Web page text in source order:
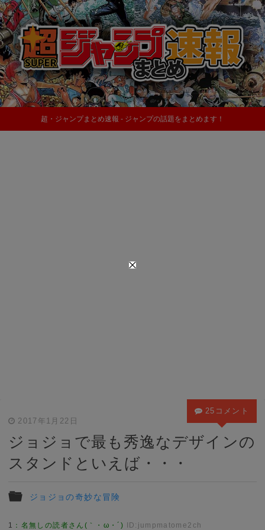
超・ジャンプまとめ速報 - ジャンプの話題をまとめます！
2017年1月22日
ジョジョで最も秀逸なデザインの
スタンドといえば・・・
ジョジョの奇妙な冒険
25コメント
1 ： 名無しの読者さん(｀・ω・´) ID:jumpmatome2ch